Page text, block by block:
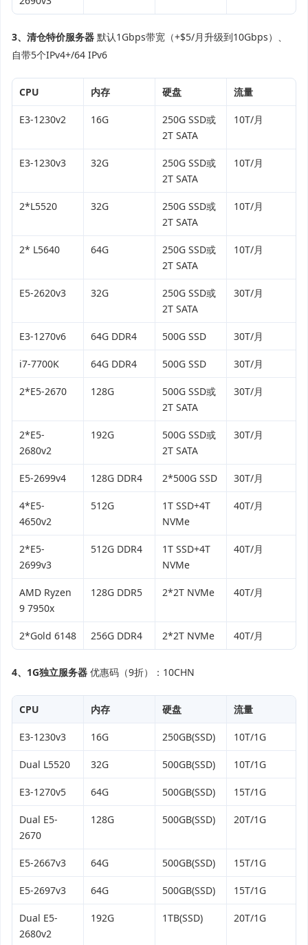
3、清仓特价服务器 默认1Gbps带宽（+$5/月升级到10Gbps）、
自带5个IPv4+/64 IPv6
CPU 内存 硬盘 流量
E3-1230v2 16G
250G SSD或
2T SATA
10T/月
E3-1230v3 32G
250G SSD或
2T SATA
10T/月
2*L5520 32G
250G SSD或
2T SATA
10T/月
2* L5640 64G
250G SSD或
2T SATA
10T/月
E5-2620v3 32G
250G SSD或
2T SATA
30T/月
E3-1270v6 64G DDR4 500G SSD 30T/月
i7-7700K 64G DDR4 500G SSD 30T/月
2*E5-2670 128G
500G SSD或
2T SATA
30T/月
2*E5-
2680v2
192G
500G SSD或
2T SATA
30T/月
E5-2699v4 128G DDR4 2*500G SSD 30T/月
4*E5-
4650v2
512G
1T SSD+4T
NVMe
40T/月
2*E5-
2699v3
512G DDR4
1T SSD+4T
NVMe
40T/月
AMD Ryzen
9 7950x
128G DDR5 2*2T NVMe 40T/月
2*Gold 6148 256G DDR4 2*2T NVMe 40T/月
4、1G独立服务器 优惠码（9折）：10CHN
CPU 内存 硬盘 流量
E3-1230v3 16G 250GB(SSD) 10T/1G
Dual L5520 32G 500GB(SSD) 10T/1G
E3-1270v5 64G 500GB(SSD) 15T/1G
Dual E5-
2670
128G 500GB(SSD) 20T/1G
E5-2667v3 64G 500GB(SSD) 15T/1G
E5-2697v3 64G 500GB(SSD) 15T/1G
Dual E5-
2680v2
192G 1TB(SSD) 20T/1G